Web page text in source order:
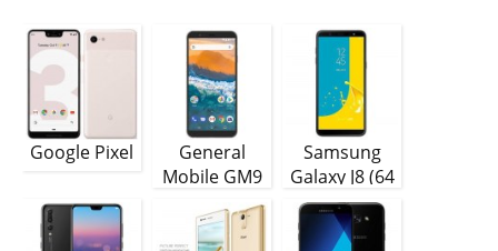
Google Pixel
General
Mobile GM9
Samsung
Galaxy J8 (64
GB)